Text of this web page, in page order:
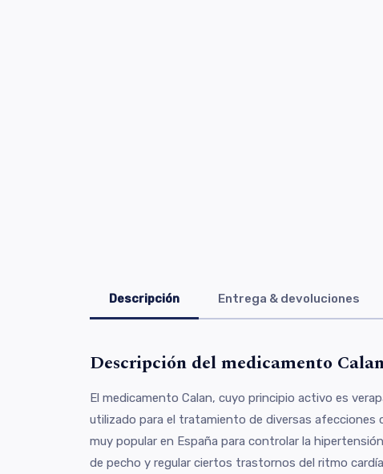
Descripción Entrega & devoluciones
Descripción del medicamento
El medicamento Calan, cuyo principio activo es
utilizado para el tratamiento de diversas afecciones
muy popular en España para controlar la
de pecho y regular ciertos trastornos del ritmo